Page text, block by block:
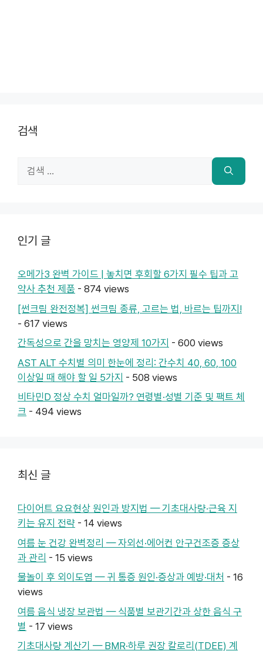
검색
인기 글
오메가3 완벽 가이드 | 놓치면 후회할 6가지 필수 팁과 고
약사 추천 제품 - 874 views
[썬크림 완전정복] 썬크림 종류, 고르는 법, 바르는 팁까지!
- 617 views
간독성으로 간을 망치는 영양제 10가지 - 600 views
AST ALT 수치별 의미 한눈에 정리: 간수치 40, 60, 100
이상일 때 해야 할 일 5가지 - 508 views
비타민D 정상 수치 얼마일까? 연령별·성별 기준 및 팩트 체
크 - 494 views
최신 글
다이어트 요요현상 원인과 방지법 — 기초대사량·근육 지
키는 유지 전략 - 14 views
여름 눈 건강 완벽정리 — 자외선·에어컨 안구건조증 증상
과 관리 - 15 views
물놀이 후 외이도염 — 귀 통증 원인·증상과 예방·대처 - 16
views
여름 음식 냉장 보관법 — 식품별 보관기간과 상한 음식 구
별 - 17 views
기초대사량 계산기 — BMR·하루 권장 칼로리(TDEE) 계